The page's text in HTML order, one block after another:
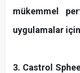
mükemmel
uygulamalar
3. Castrol